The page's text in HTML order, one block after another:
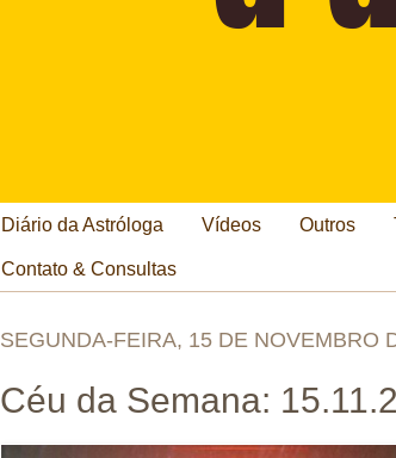
Diário da Astróloga Vídeos Outros
Contato & Consultas
SEGUNDA-FEIRA, 15 DE NOVEMBRO
Céu da Semana: